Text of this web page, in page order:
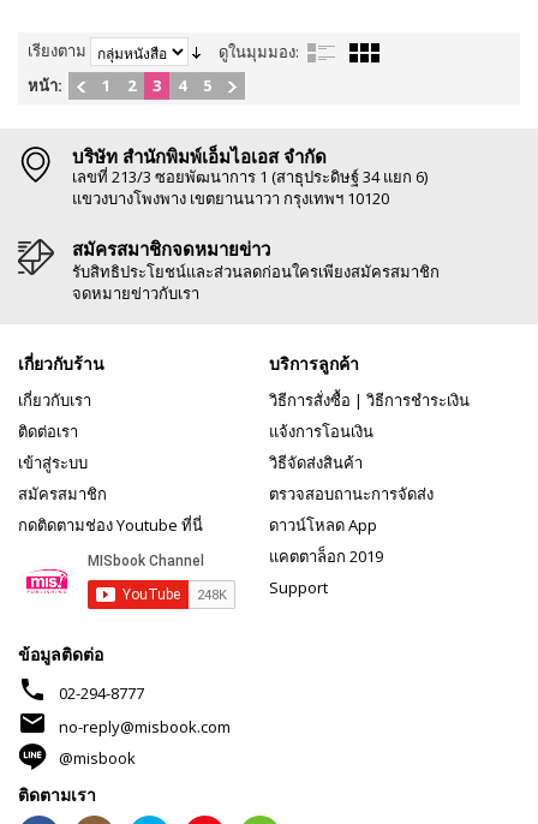
เรียงตาม
ดูในมุมมอง:
หน้า:
1 2 3 4 5
บริษัท สำนักพิมพ์เอ็มไอเอส จำกัด
เลขที่ 213/3 ซอยพัฒนาการ 1 (สาธุประดิษฐ์ 34 แยก 6)
แขวงบางโพงพาง เขตยานนาวา กรุงเทพฯ 10120
สมัครสมาชิกจดหมายข่าว
รับสิทธิประโยชน์และส่วนลดก่อนใครเพียงสมัครสมาชิก
จดหมายข่าวกับเรา
เกี่ยวกับร้าน
เกี่ยวกับเรา
ติดต่อเรา
เข้าสู่ระบบ
สมัครสมาชิก
กดติดตามช่อง Youtube ที่นี่
บริการลูกค้า
วิธีการสั่งซื้อ | วิธีการชำระเงิน
แจ้งการโอนเงิน
วิธีจัดส่งสินค้า
ตรวจสอบถานะการจัดส่ง
ดาวน์โหลด App
แคตตาล็อก 2019
Support
ข้อมูลติดต่อ
phone 02-294-8777
mail
no-reply@misbook.com
@misbook
ติดตามเรา